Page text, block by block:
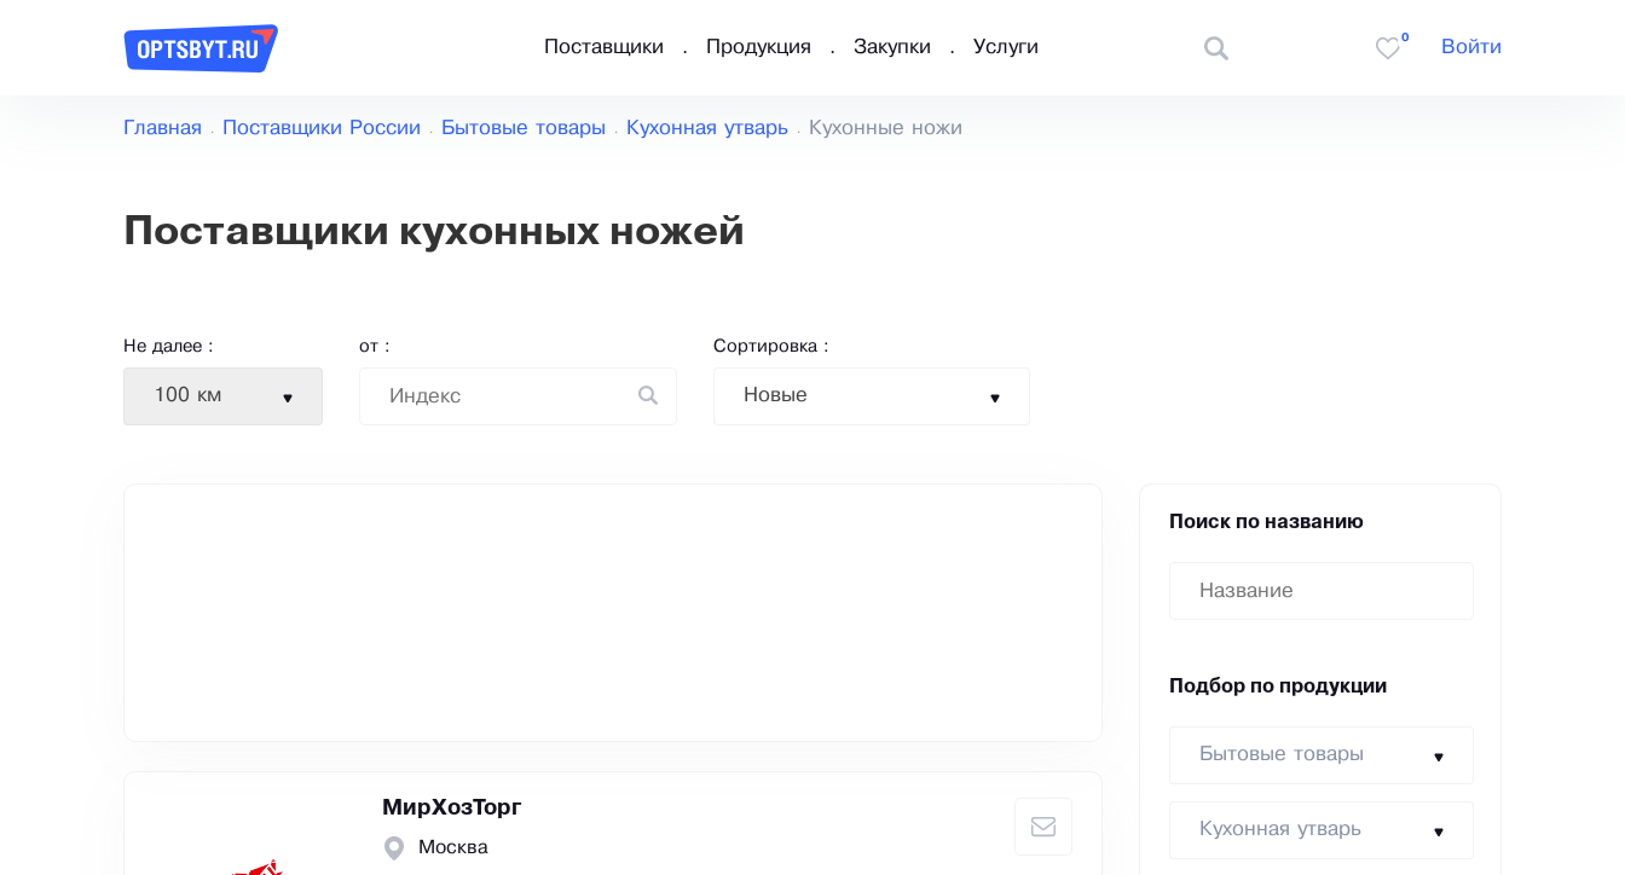
Поставщики Продукция Закупки Услуги
0
Войти
Главная Поставщики России Бытовые товары Кухонная утварь Кухонные ножи
Поставщики кухонных ножей
Не далее :
100 км
от : Сортировка :
Новые
МирХозТорг
Москва
Поиск по названию
Подбор по продукции
Бытовые товары
Кухонная утварь